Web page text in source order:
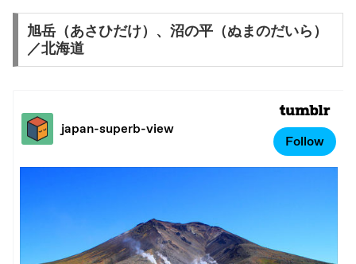
旭岳（あさひだけ）、沼の平（ぬまのだいら）
／北海道